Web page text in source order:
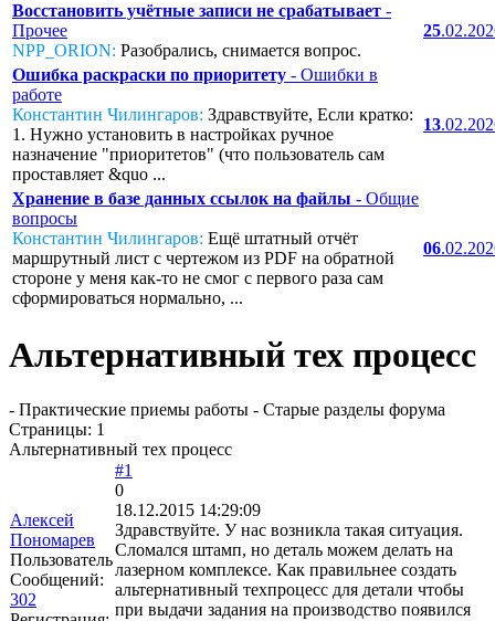
Восстановить учётные записи не срабатывает -
Прочее
NPP_ORION: Разобрались, снимается вопрос.
25
Ошибка раскраски по приоритету - Ошибки в
работе
Константин Чилингаров: Здравствуйте, Если кратко:
1. Нужно установить в настройках ручное
назначение "приоритетов" (что пользователь сам
проставляет &quo ...
13
Хранение в базе данных ссылок на файлы - Общие
вопросы
Константин Чилингаров: Ещё штатный отчёт
маршрутный лист с чертежом из PDF на обратной
стороне у меня как-то не смог с первого раза сам
сформироваться нормально, ...
06
Альтернативный тех процесс
- Практические приемы работы - Старые разделы форума
Страницы: 1
Альтернативный тех процесс
Алексей
Пономарев
Пользователь
Сообщений:
302
#1
0
18.12.2015 14:29:09
Здравствуйте. У нас возникла такая ситуация.
Сломался штамп, но деталь можем делать на
лазерном комплексе. Как правильнее создать
альтернативный техпроцесс для детали чтобы
при выдачи задания на производство появился